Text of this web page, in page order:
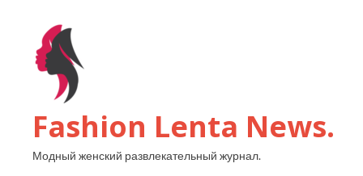
Fashion Lenta News.
Модный женский развлекательный журнал.